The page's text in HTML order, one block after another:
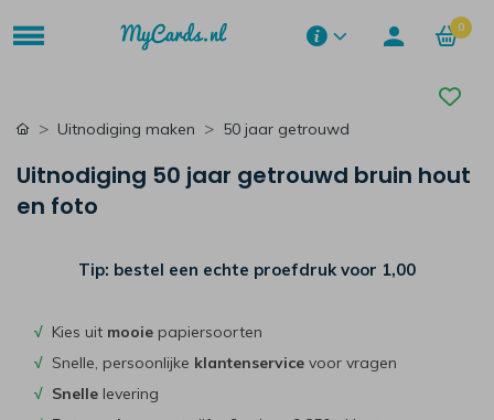
0
Uitnodiging maken 50 jaar getrouwd
Uitnodiging 50 jaar getrouwd bruin hout
en foto
Tip: bestel een echte proefdruk voor 1,00
√ Kies uit mooie papiersoorten
√ Snelle, persoonlijke klantenservice voor vragen
√ Snelle levering